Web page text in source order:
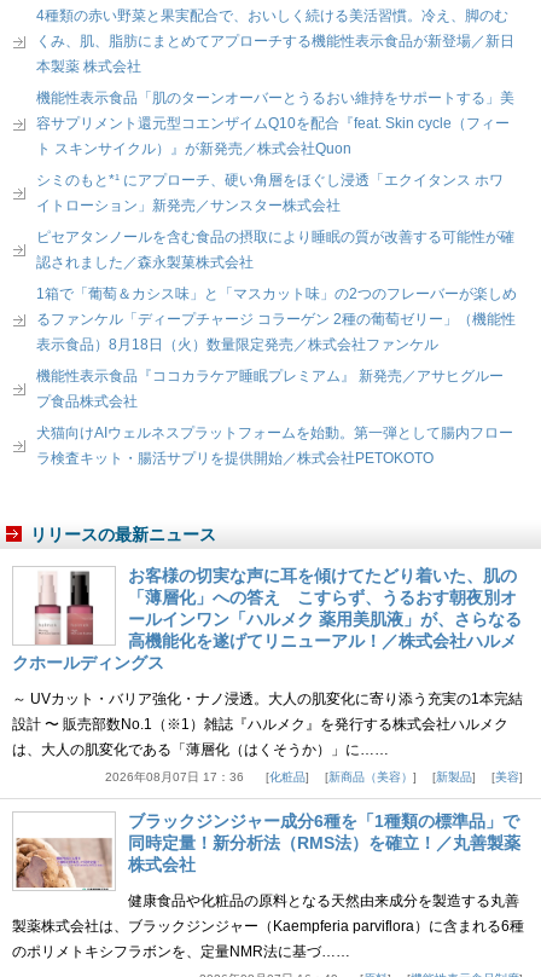
4種類の赤い野菜と果実配合で、おいしく続ける美活習慣。冷え、脚のむ
くみ、肌、脂肪にまとめてアプローチする機能性表示食品が新登場／新日
本製薬 株式会社
機能性表示食品「肌のターンオーバーとうるおい維持をサポートする」美
容サプリメント還元型コエンザイムQ10を配合『feat. Skin cycle（フィー
ト スキンサイクル）』が新発売／株式会社Quon
シミのもと*¹ にアプローチ、硬い角層をほぐし浸透「エクイタンス ホワ
イトローション」新発売／サンスター株式会社
ピセアタンノールを含む食品の摂取により睡眠の質が改善する可能性が確
認されました／森永製菓株式会社
1箱で「葡萄＆カシス味」と「マスカット味」の2つのフレーバーが楽しめ
るファンケル「ディープチャージ コラーゲン 2種の葡萄ゼリー」（機能性
表示食品）8月18日（火）数量限定発売／株式会社ファンケル
機能性表示食品『ココカラケア睡眠プレミアム』 新発売／アサヒグルー
プ食品株式会社
犬猫向けAIウェルネスプラットフォームを始動。第一弾として腸内フロー
ラ検査キット・腸活サプリを提供開始／株式会社PETOKOTO
リリースの最新ニュース
お客様の切実な声に耳を傾けてたどり着いた、肌の
「薄層化」への答え こすらず、うるおす朝夜別オ
ールインワン「ハルメク 薬用美肌液」が、さらなる
高機能化を遂げてリニューアル！／株式会社ハルメ
クホールディングス
～ UVカット・バリア強化・ナノ浸透。大人の肌変化に寄り添う充実の1本完結
設計 〜 販売部数No.1（※1）雑誌『ハルメク』を発行する株式会社ハルメク
は、大人の肌変化である「薄層化（はくそうか）」に……
2026年08月07日 17：36 化粧品 新商品（美容） 新製品 美容
ブラックジンジャー成分6種を「1種類の標準品」で
同時定量！新分析法（RMS法）を確立！／丸善製薬
株式会社
健康食品や化粧品の原料となる天然由来成分を製造する丸善
製薬株式会社は、ブラックジンジャー（Kaempferia parviflora）に含まれる6種
のポリメトキシフラボンを、定量NMR法に基づ……